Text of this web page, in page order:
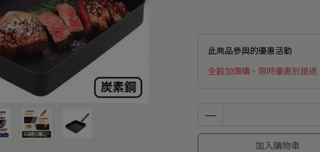
此商品參與的優惠活動
全館加價購，限時優惠別錯過
加入購物車